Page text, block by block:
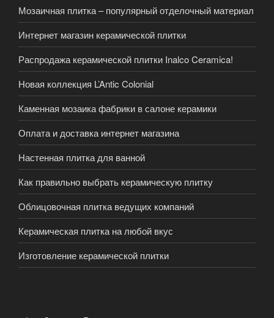
Мозаичная плитка – популярный отделочный материал
Интернет магазин керамической плитки
Распродажа керамической плитки Inalco Ceramica!
Новая коллекция L’Antic Colonial
Каменная мозаика фабрики в салоне керамики
Оплата и доставка интернет магазина
Настенная плитка для ванной
Как правильно выбрать керамическую плитку
Облицовочная плитка ведущих компаний
Керамическая плитка на любой вкус
Изготовление керамической плитки